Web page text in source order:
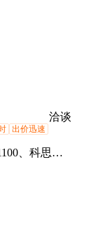
洽谈
出价迅速
、科思创
pom900p、
pom、巴斯
pp、埃克森
烯、路博润